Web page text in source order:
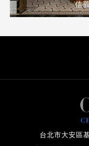
信
台北市大安區